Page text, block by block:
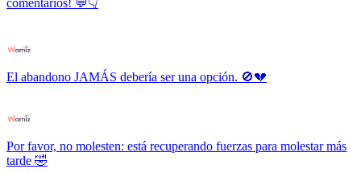
comentarios! 💬👇
El abandono JAMÁS debería ser una opción. 🚫💔
Por favor, no molesten: está recuperando fuerzas para molestar más
tarde 🤣